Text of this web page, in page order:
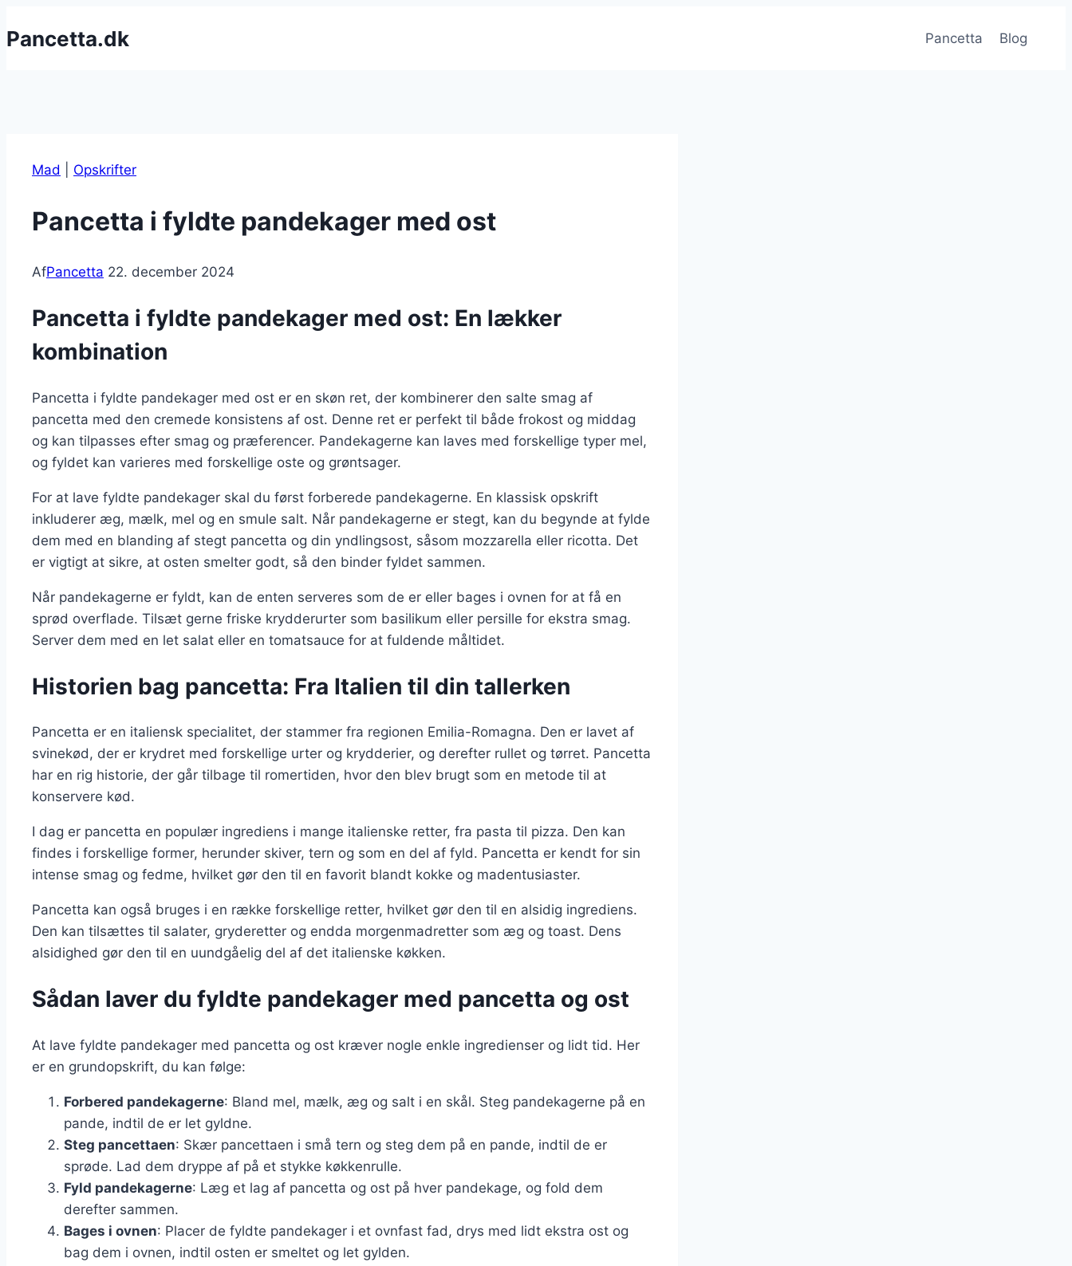
til
Pancetta.dk Pancetta Blog
Mad Opskrifter
Pancetta i fyldte pandekager med ost
AfPancetta 22. december 2024
Pancetta i fyldte pandekager med ost: En lækker
kombination
Pancetta i fyldte pandekager med ost er en skøn ret, der kombinerer den salte smag af
pancetta med den cremede konsistens af ost. Denne ret er perfekt til både frokost og middag
og kan tilpasses efter smag og præferencer. Pandekagerne kan laves med forskellige typer mel,
og fyldet kan varieres med forskellige oste og grøntsager.
For at lave fyldte pandekager skal du først forberede pandekagerne. En klassisk opskrift
inkluderer æg, mælk, mel og en smule salt. Når pandekagerne er stegt, kan du begynde at fylde
dem med en blanding af stegt pancetta og din yndlingsost, såsom mozzarella eller ricotta. Det
er vigtigt at sikre, at osten smelter godt, så den binder fyldet sammen.
Når pandekagerne er fyldt, kan de enten serveres som de er eller bages i ovnen for at få en
sprød overflade. Tilsæt gerne friske krydderurter som basilikum eller persille for ekstra smag.
Server dem med en let salat eller en tomatsauce for at fuldende måltidet.
Historien bag pancetta: Fra Italien til din tallerken
Pancetta er en italiensk specialitet, der stammer fra regionen Emilia-Romagna. Den er lavet af
svinekød, der er krydret med forskellige urter og krydderier, og derefter rullet og tørret. Pancetta
har en rig historie, der går tilbage til romertiden, hvor den blev brugt som en metode til at
konservere kød.
I dag er pancetta en populær ingrediens i mange italienske retter, fra pasta til pizza. Den kan
findes i forskellige former, herunder skiver, tern og som en del af fyld. Pancetta er kendt for sin
intense smag og fedme, hvilket gør den til en favorit blandt kokke og madentusiaster.
Pancetta kan også bruges i en række forskellige retter, hvilket gør den til en alsidig ingrediens.
Den kan tilsættes til salater, gryderetter og endda morgenmadretter som æg og toast. Dens
alsidighed gør den til en uundgåelig del af det italienske køkken.
Sådan laver du fyldte pandekager med pancetta og ost
At lave fyldte pandekager med pancetta og ost kræver nogle enkle ingredienser og lidt tid. Her
er en grundopskrift, du kan følge:
Forbered pandekagerne: Bland mel, mælk, æg og salt i en skål. Steg pandekagerne på en
pande, indtil de er let gyldne.
Steg pancettaen: Skær pancettaen i små tern og steg dem på en pande, indtil de er
sprøde. Lad dem dryppe af på et stykke køkkenrulle.
Fyld pandekagerne: Læg et lag af pancetta og ost på hver pandekage, og fold dem
derefter sammen.
Bages i ovnen: Placer de fyldte pandekager i et ovnfast fad, drys med lidt ekstra ost og
bag dem i ovnen, indtil osten er smeltet og let gylden.